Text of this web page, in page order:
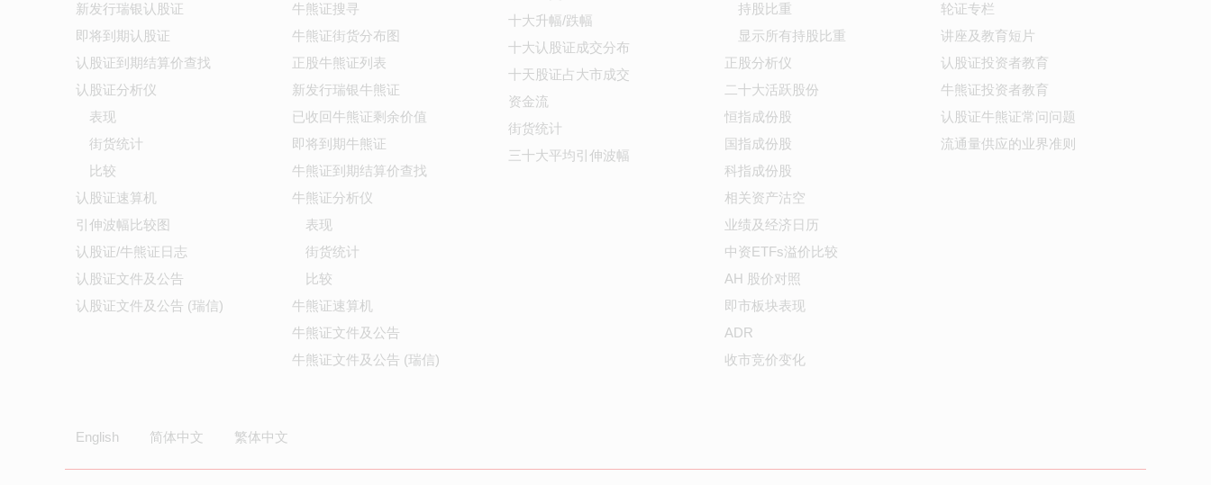
新发行瑞银认股证
即将到期认股证
认股证到期结算价查找
认股证分析仪
表现
街货统计
比较
认股证速算机
引伸波幅比较图
认股证/牛熊证日志
认股证文件及公告
认股证文件及公告 (瑞信)
牛熊证搜寻
牛熊证街货分布图
正股牛熊证列表
新发行瑞银牛熊证
已收回牛熊证剩余价值
即将到期牛熊证
牛熊证到期结算价查找
牛熊证分析仪
表现
街货统计
比较
牛熊证速算机
牛熊证文件及公告
牛熊证文件及公告 (瑞信)
十大升幅/跌幅
十大认股证成交分布
十天股证占大市成交
资金流
街货统计
三十大平均引伸波幅
持股比重
显示所有持股比重
正股分析仪
二十大活跃股份
恒指成份股
国指成份股
科指成份股
相关资产沽空
业绩及经济日历
中资ETFs溢价比较
AH 股价对照
即市板块表现
ADR
收市竞价变化
轮证专栏
讲座及教育短片
认股证投资者教育
牛熊证投资者教育
认股证牛熊证常问问题
流通量供应的业界准则
English 简体中文 繁体中文